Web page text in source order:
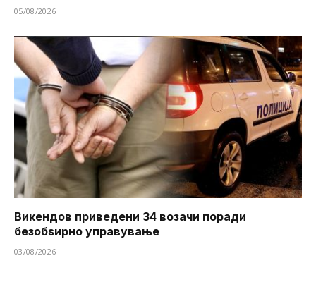
05/08/2026
Викендов приведени 34 возачи поради
безобѕирно управување
03/08/2026